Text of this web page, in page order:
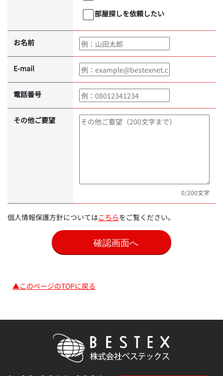
部屋探しを依頼したい
お名前
E-mail
電話番号
その他ご要望
0/200文字
個人情報保護方針についてはこちらをご覧ください。
▲このページのTOPに戻る